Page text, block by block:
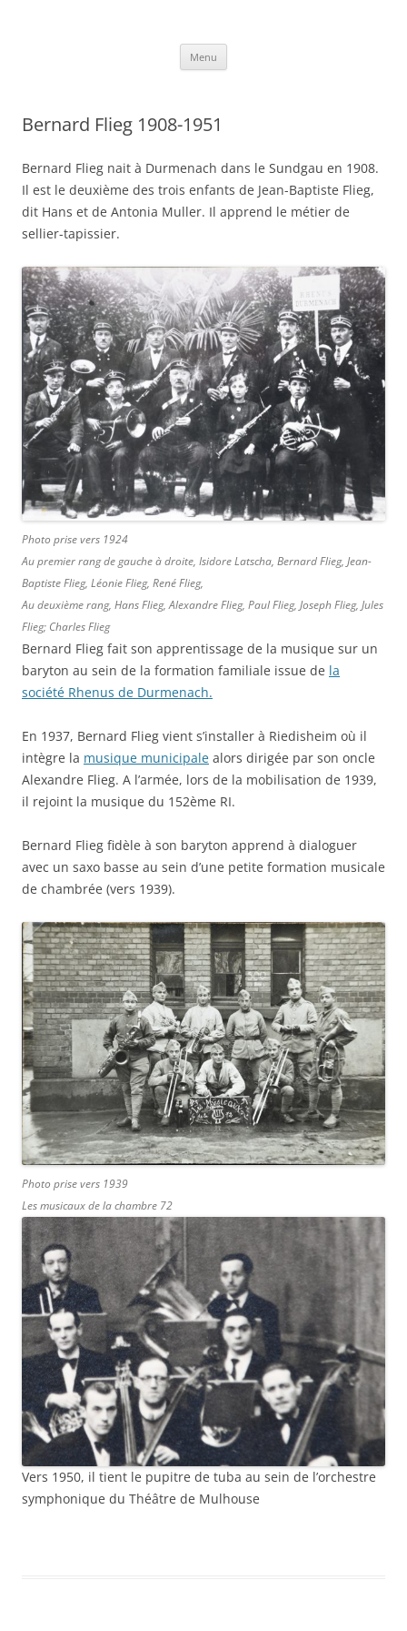
Menu
Bernard Flieg 1908-1951
Bernard Flieg nait à Durmenach dans le Sundgau en 1908.
Il est le deuxième des trois enfants de Jean-Baptiste Flieg,
dit Hans et de Antonia Muller. Il apprend le métier de
sellier-tapissier.
Photo prise vers 1924
Au premier rang de gauche à droite, Isidore Latscha, Bernard Flieg, Jean-
Baptiste Flieg, Léonie Flieg, René Flieg,
Au deuxième rang, Hans Flieg, Alexandre Flieg, Paul Flieg, Joseph Flieg, Jules
Flieg; Charles Flieg
Bernard Flieg fait son apprentissage de la musique sur un
baryton au sein de la formation familiale issue de la
société Rhenus de Durmenach.
En 1937, Bernard Flieg vient s’installer à Riedisheim où il
intègre la musique municipale alors dirigée par son oncle
Alexandre Flieg. A l’armée, lors de la mobilisation de 1939,
il rejoint la musique du 152ème RI.
Bernard Flieg fidèle à son baryton apprend à dialoguer
avec un saxo basse au sein d’une petite formation musicale
de chambrée (vers 1939).
Photo prise vers 1939
Les musicaux de la chambre 72
Vers 1950, il tient le pupitre de tuba au sein de l’orchestre
symphonique du Théâtre de Mulhouse